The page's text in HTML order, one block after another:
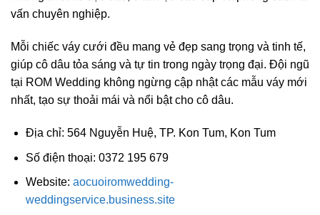
vấn chuyên nghiệp.
Mỗi chiếc váy cưới đều mang vẻ đẹp sang trọng và tinh tế,
giúp cô dâu tỏa sáng và tự tin trong ngày trọng đại. Đội ngũ
tại ROM Wedding không ngừng cập nhật các mẫu váy mới
nhất, tạo sự thoải mái và nổi bật cho cô dâu.
Địa chỉ: 564 Nguyễn Huệ, TP. Kon Tum, Kon Tum
Số điện thoại: 0372 195 679
Website: aocuoiromwedding-
weddingservice.business.site